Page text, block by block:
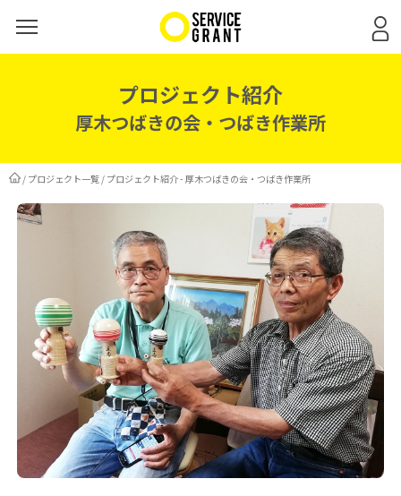
プロジェクト紹介
厚木つばきの会・つばき作業所
/ プロジェクト一覧 / プロジェクト紹介 - 厚木つばきの会・つばき作業所